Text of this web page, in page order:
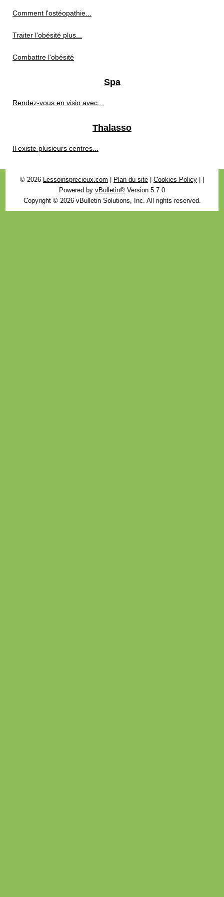
Comment l'ostéopathie...
Traiter l'obésité plus...
Combattre l'obésité
Spa
Rendez-vous en visio avec...
Thalasso
Il existe plusieurs centres...
© 2026 Lessoinsprecieux.com Plan du site Cookies Policy
Powered by vBulletin® Version 5.7.0
Copyright © 2026 vBulletin Solutions, Inc. All rights reserved.